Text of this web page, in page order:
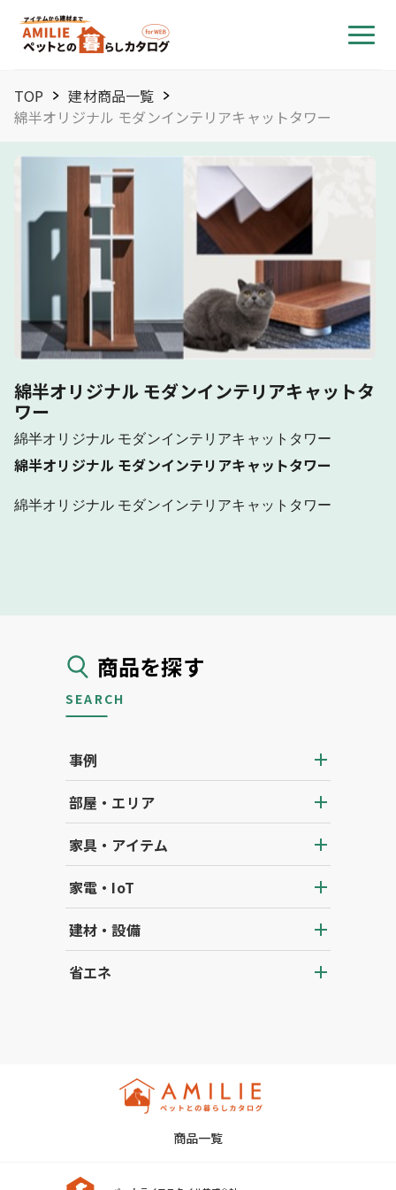
TOP
建材商品一覧
綿半オリジナル モダンインテリアキャットタワー
商品を探す
SEARCH
事例
部屋・エリア
家具・アイテム
家電・IoT
建材・設備
省エネ
綿半オリジナル モダンインテリアキャットタ
ワー
綿半オリジナル モダンインテリアキャットタワー
綿半オリジナル モダンインテリアキャットタワー
綿半オリジナル モダンインテリアキャットタワー
商品一覧